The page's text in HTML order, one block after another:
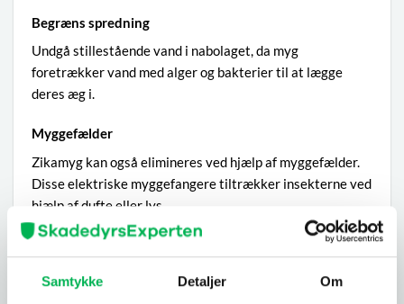
Samtykke Detaljer Om
Begræns spredning
Undgå stillestående vand i nabolaget, da myg
foretrækker vand med alger og bakterier til at lægge
deres æg i.
Myggefælder
Zikamyg kan også elimineres ved hjælp af myggefælder.
Disse elektriske myggefangere tiltrækker insekterne ved
hjælp af dufte eller lys.
Forebyggende foranstaltninger mod zikamyg
Selvom myggene er mest aktive ved daggry og i
skumringen samt i overskyet vejr, kan de stikke hele